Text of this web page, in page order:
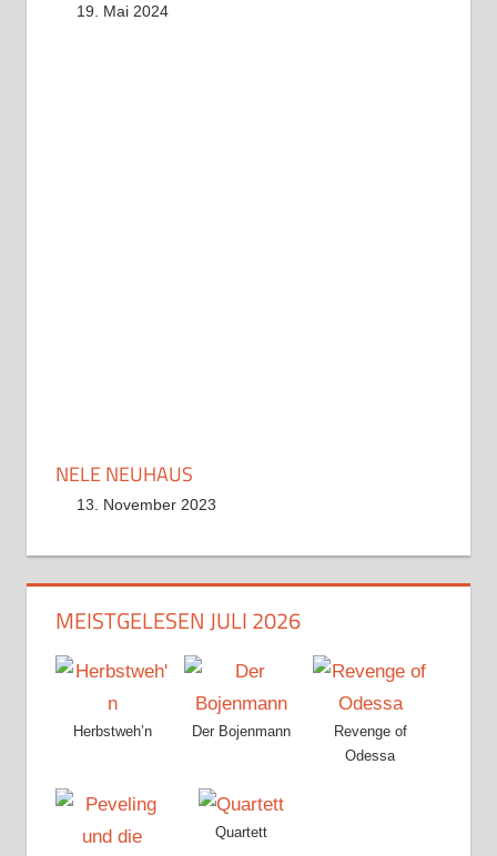
19. Mai 2024
NELE NEUHAUS
13. November 2023
MEISTGELESEN JULI 2026
Herbstweh’n Der Bojenmann
Revenge of
Odessa
Quartett